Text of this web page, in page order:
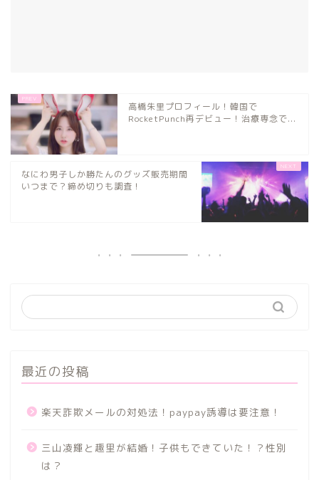
高橋朱里プロフィール！韓国で
RocketPunch再デビュー！治療専念で...
なにわ男子しか勝たんのグッズ販売期間
いつまで？締め切りも調査！
最近の投稿
楽天詐欺メールの対処法！paypay誘導は要注意！
三山凌輝と趣里が結婚！子供もできていた！？性別
は？